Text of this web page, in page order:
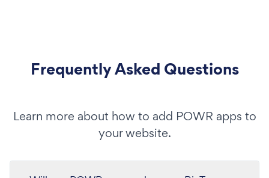
Frequently Asked Questions
Learn more about how to add POWR apps to
your website.